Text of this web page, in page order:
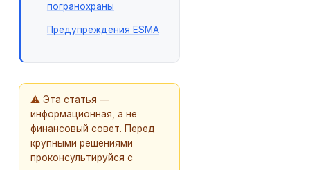
погранохраны
Предупреждения ESMA
⚠ Эта статья —
информационная, а не
финансовый совет. Перед
крупными решениями
проконсультируйся с